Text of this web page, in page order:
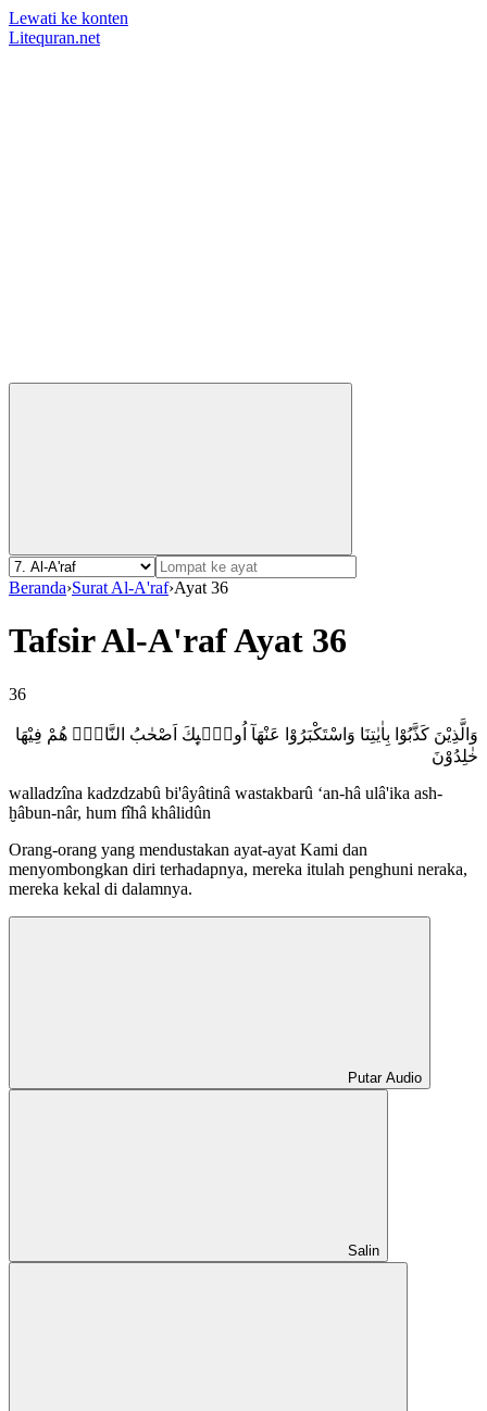
Lewati ke konten
Litequran.net
Beranda›Surat Al-A'raf›Ayat 36
Tafsir Al-A'raf Ayat 36
36
وَالَّذِيْنَ كَذَّبُوْا بِاٰيٰتِنَا وَاسْتَكْبَرُوْا عَنْهَآ اُولٰۤىِٕكَ اَصْحٰبُ النَّارِۚ هُمْ فِيْهَا
خٰلِدُوْنَ
walladzîna kadzdzabû bi'âyâtinâ wastakbarû ‘an-hâ ulâ'ika ash-
ḫâbun-nâr, hum fîhâ khâlidûn
Orang-orang yang mendustakan ayat-ayat Kami dan
menyombongkan diri terhadapnya, mereka itulah penghuni neraka,
mereka kekal di dalamnya.
Putar Audio
Salin